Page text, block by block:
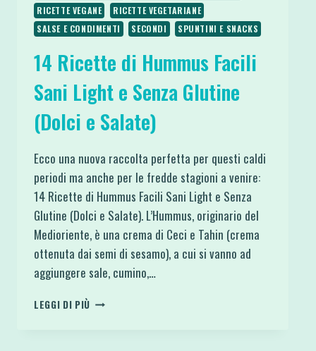
RICETTE VEGANE
RICETTE VEGETARIANE
SALSE E CONDIMENTI
SECONDI SPUNTINI E SNACKS
14 Ricette di Hummus Facili
Sani Light e Senza Glutine
(Dolci e Salate)
Ecco una nuova raccolta perfetta per questi caldi
periodi ma anche per le fredde stagioni a venire:
14 Ricette di Hummus Facili Sani Light e Senza
Glutine (Dolci e Salate). L’Hummus, originario del
Medioriente, è una crema di Ceci e Tahin (crema
ottenuta dai semi di sesamo), a cui si vanno ad
aggiungere sale, cumino,…
LEGGI DI PIÙ